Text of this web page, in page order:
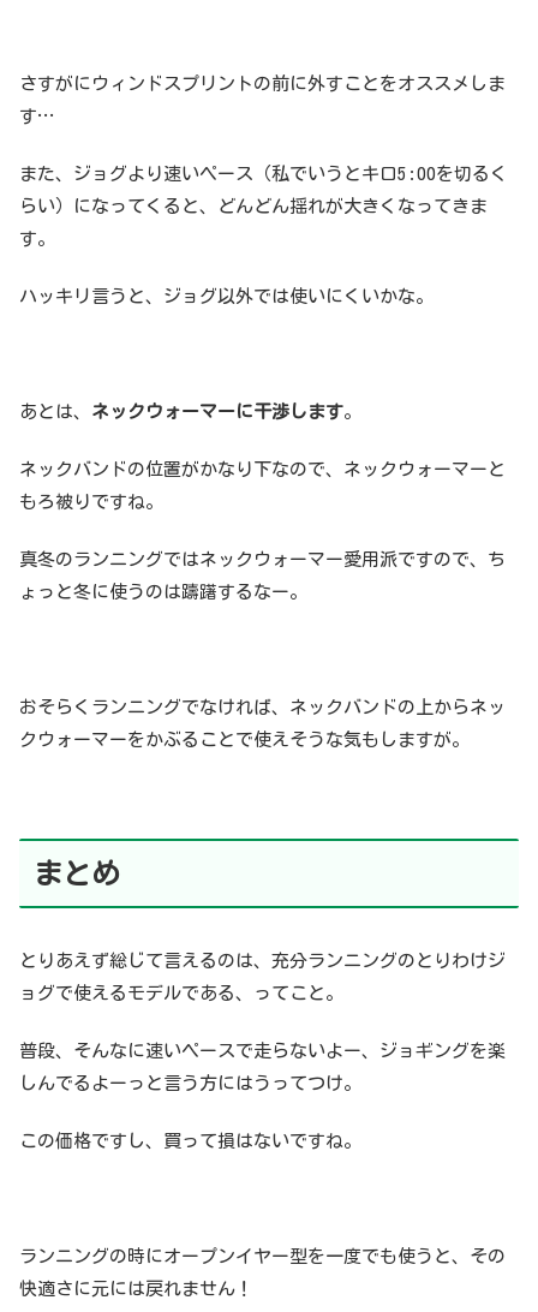
さすがにウィンドスプリントの前に外すことをオススメしま
す…
また、ジョグより速いペース（私でいうとキロ5:00を切るく
らい）になってくると、どんどん揺れが大きくなってきま
す。
ハッキリ言うと、ジョグ以外では使いにくいかな。
あとは、 ネックウォーマーに干渉します。
ネックバンドの位置がかなり下なので、ネックウォーマーと
もろ被りですね。
真冬のランニングではネックウォーマー愛用派ですので、ち
ょっと冬に使うのは躊躇するなー。
おそらくランニングでなければ、ネックバンドの上からネッ
クウォーマーをかぶることで使えそうな気もしますが。
まとめ
とりあえず総じて言えるのは、充分ランニングのとりわけジ
ョグで使えるモデルである、ってこと。
普段、そんなに速いペースで走らないよー、ジョギングを楽
しんでるよーっと言う方にはうってつけ。
この価格ですし、買って損はないですね。
ランニングの時にオープンイヤー型を一度でも使うと、その
快適さに元には戻れません！